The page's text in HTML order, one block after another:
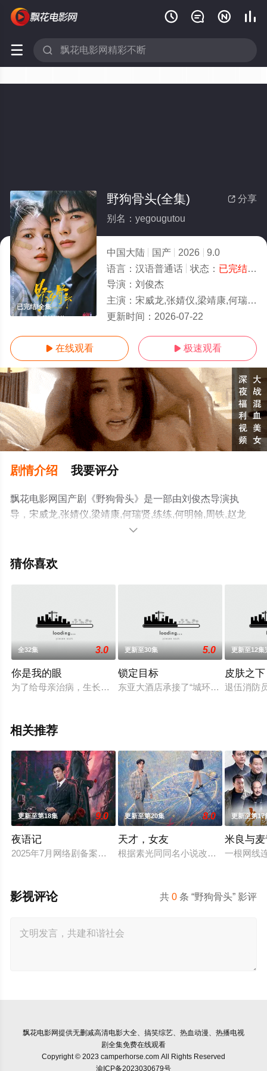
   
 
已完结/全集
 分享
野狗骨头(全集)
别名：yegougutou
中国大陆 国产 2026
9.0
语言： 汉语普通话 状态： 已完结- 免
导演： 刘俊杰
主演： 宋威龙,张婧仪,梁靖康,何瑞贤,练练,何明翰,周铁,赵龙豪,田征,苗若芃,杨雪儿,严智超,曲靖,孙亦鸿,汤加文,吴其
更新时间： 2026-07-22
 在线观看  极速观看
剧情介绍 我要评分
飘花电影网国产剧《野狗骨头》是一部由刘俊杰导演执
导，宋威龙,张婧仪,梁靖康,何瑞贤,练练,何明翰,周铁,赵龙
豪,田征,苗若芃,杨雪儿,严智超,曲靖,孙亦鸿,汤加文,吴其江,
结局剧情已揭晓（已完结），手机免费观看高清未删减完

猜你喜欢
全32集 3.0
你是我的眼
为了给母亲治病，生长在大山里的青年张三斤（沈腾 饰）带着
更新至30集 5.0
锁定目标
东亚大酒店承接了“城环峰会”代表团
更新至12集
皮肤之下
退伍消防
相关推荐
更新至第18集 9.0
夜语记
2025年7月网络剧备案当代 都市 海南越酷文化传媒有限公司
更新至第20集 8.0
天才，女友
根据素光同同名小说改编。江逾白长
更新至第17
米良与
一根网线
共0 条 “野狗骨头” 影评
影视评论
飘花电影网提供无删减高清电影大全、搞笑综艺、热血动漫、热播电视
剧全集免费在线观看
Copyright © 2023 camperhorse.com All Rights Reserved
渝ICP备2023030679号